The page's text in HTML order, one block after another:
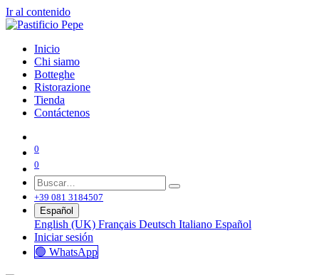
Ir al contenido
Inicio
Chi siamo
Botteghe
Ristorazione
Tienda
Contáctenos
0
0
+39 081 3184507
Español
English (UK) Français Deutsch Italiano Español
Iniciar sesión
🟢 WhatsApp